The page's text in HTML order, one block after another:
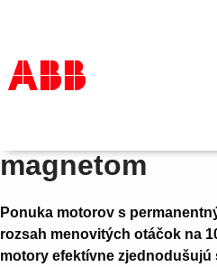
Produkty a riešenia
Priemyselné odvetvia
O nás
Where to buy
Kontaktuje nás
Motory s
magnetom
Ponuka motorov s
rozsah menovitých otáčok na
motory efektívne